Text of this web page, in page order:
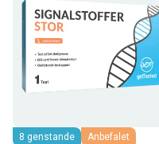
8 genstande
Anbefalet